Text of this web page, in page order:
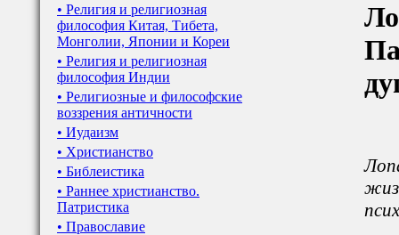
• Религия и религиозная
философия Китая, Тибета,
Монголии, Японии и Кореи
• Религия и религиозная
философия Индии
• Религиозные и философские
воззрения античности
• Иудаизм
• Христианство
• Библеистика
• Раннее христианство.
Патристика
• Православие